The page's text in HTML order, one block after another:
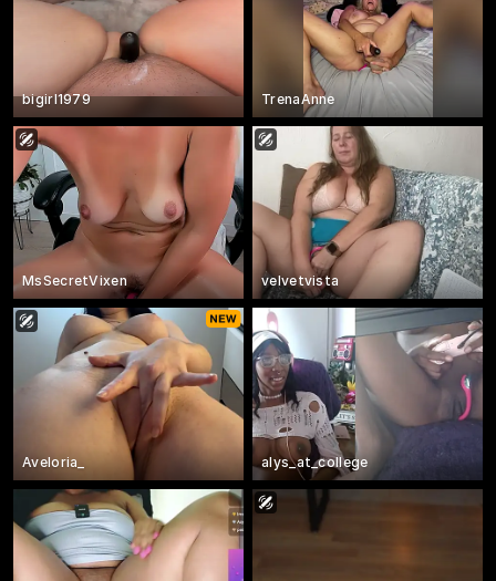
bigirl1979 TrenaAnne
MsSecretVixen velvetvista
Aveloria_ alys_at_college